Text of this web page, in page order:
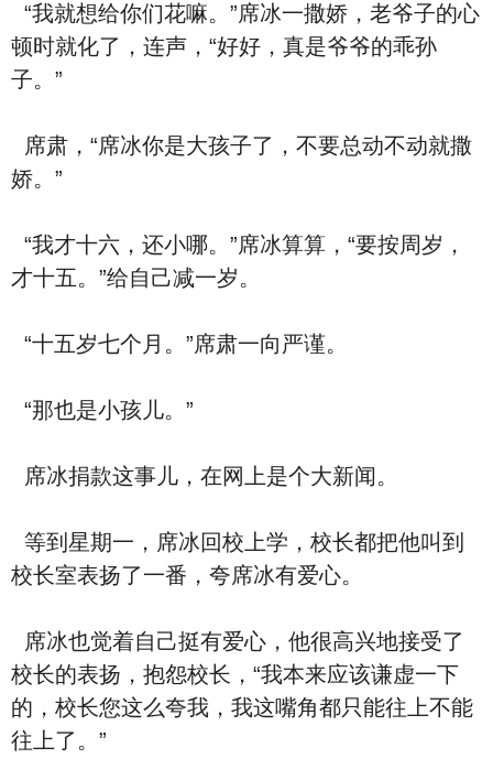
“我就想给你们花嘛。”席冰一撒娇，老爷子的心
顿时就化了，连声，“好好，真是爷爷的乖孙
子。”
席肃，“席冰你是大孩子了，不要总动不动就撒
娇。”
“我才十六，还小哪。”席冰算算，“要按周岁，
才十五。”给自己减一岁。
“十五岁七个月。”席肃一向严谨。
“那也是小孩儿。”
席冰捐款这事儿，在网上是个大新闻。
等到星期一，席冰回校上学，校长都把他叫到
校长室表扬了一番，夸席冰有爱心。
席冰也觉着自己挺有爱心，他很高兴地接受了
校长的表扬，抱怨校长，“我本来应该谦虚一下
的，校长您这么夸我，我这嘴角都只能往上不能
往上了。”